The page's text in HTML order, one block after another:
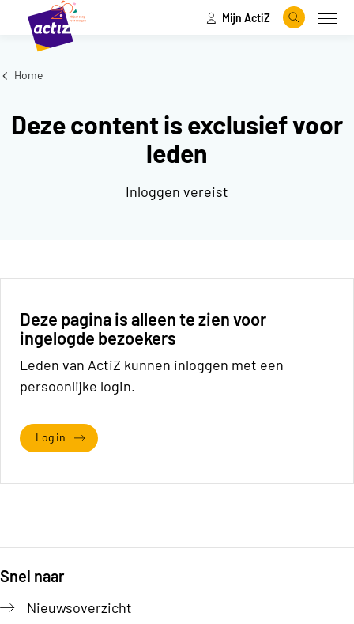
Naar hoofdinhoud
Naar menu Mijn ActiZ
Zoeken
Home
Deze content is exclusief voor
leden
Inloggen vereist
Deze pagina is alleen te zien voor
ingelogde bezoekers
Leden van ActiZ kunnen inloggen met een
persoonlijke login.
Log in
Snel naar
Nieuwsoverzicht